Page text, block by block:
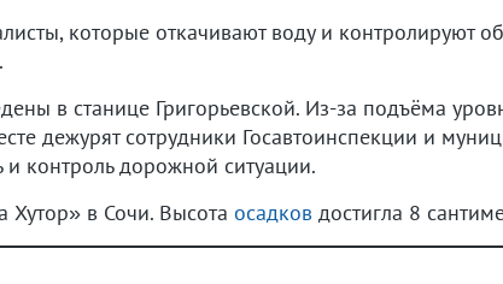
которые откачивают воду и контролируют
в станице Григорьевской. Из-за подъёма
дежурят сотрудники Госавтоинспекции и
и контроль дорожной ситуации.
Хутор» в Сочи. Высота осадков достигла 8